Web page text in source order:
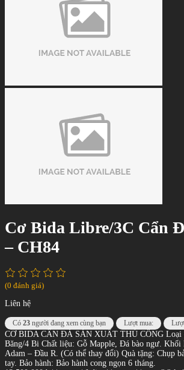
Cơ Bida Libre/3C Cẩn
– CH84
(0 đánh giá)
Liên hệ
Có 23 người đang xem cùng bạn Lượt mua:
CƠ BIDA CẨN ĐÁ SẢN XUẤT THỦ CÔNG Loại
Băng/4 Bi Chất liệu: Gỗ Mapple, Đá bào ngư.
Adam – Đầu R. (Có thể thay đổi) Quà tặng: Chụp
tay. Bảo hành: Bảo hành cong ngọn 6 tháng.